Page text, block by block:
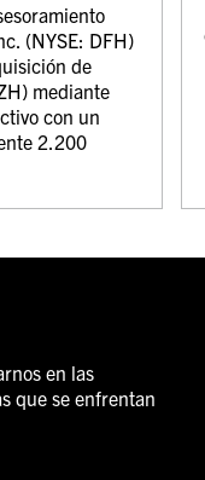
(NYSE: DFH)
de
mediante
con un
2.200
en las
que se enfrentan